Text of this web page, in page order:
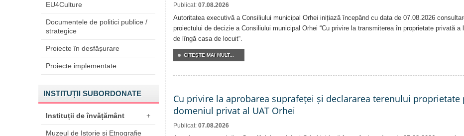
EU4Culture
Documentele de politici publice /
strategice
Proiecte în desfășurare
Proiecte implementate
INSTITUȚII SUBORDONATE
Instituții de învățământ +
Muzeul de Istorie şi Etnografie
Publicat: 07.08.2026
Autoritatea executivă a Consiliului municipal Orhei inițiază începând cu data de 07.08.2026
proiectului de decizie a Consiliului municipal Orhei “Cu privire la transmiterea în proprietate privată a
de lîngă casa de locuit“.
CITEŞTE MAI MULT...
Cu privire la aprobarea suprafeței și declararea terenului proprietate
domeniul privat al UAT Orhei
Publicat: 07.08.2026